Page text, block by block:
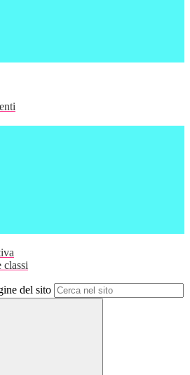
classi
del sito